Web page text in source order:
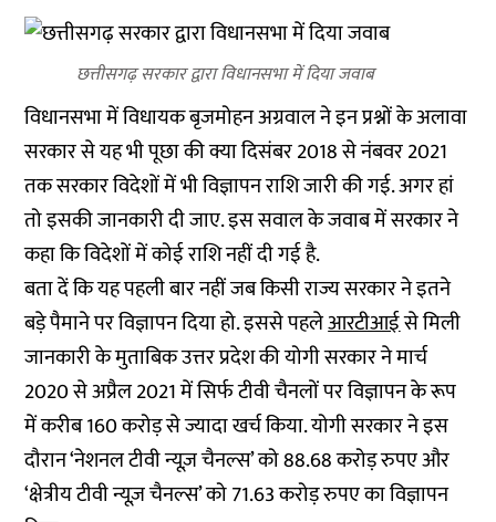
छत्तीसगढ़ सरकार द्वारा विधानसभा में दिया जवाब
विधानसभा में विधायक बृजमोहन अग्रवाल ने इन प्रश्नों के अलावा
सरकार से यह भी पूछा की क्या दिसंबर 2018 से नंबवर 2021
तक सरकार विदेशों में भी विज्ञापन राशि जारी की गई. अगर हां
तो इसकी जानकारी दी जाए. इस सवाल के जवाब में सरकार ने
कहा कि विदेशों में कोई राशि नहीं दी गई है.
बता दें कि यह पहली बार नहीं जब किसी राज्य सरकार ने इतने
बड़े पैमाने पर विज्ञापन दिया हो. इससे पहलेआरटीआईसे मिली
जानकारी के मुताबिक उत्तर प्रदेश की योगी सरकार ने मार्च
2020 से अप्रैल 2021 में सिर्फ टीवी चैनलों पर विज्ञापन के रूप
में करीब 160 करोड़ से ज्यादा खर्च किया. योगी सरकार ने इस
दौरान ‘नेशनल टीवी न्यूज़ चैनल्स’ को 88.68 करोड़ रुपए और
‘क्षेत्रीय टीवी न्यूज़ चैनल्स’ को 71.63 करोड़ रुपए का विज्ञापन